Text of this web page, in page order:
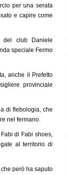
per una serata
e capire come
del club Daniele
speciale Fermo
anche il Prefetto
provinciale
di flebologia, che
nel fermano.
di Fabi shoes,
al territorio di
però ha saputo